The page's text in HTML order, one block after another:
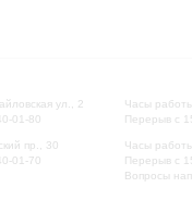
ул., 2
01-80
пр., 30
01-70
Часы
Перерыв с
Часы
Перерыв с
Вопросы